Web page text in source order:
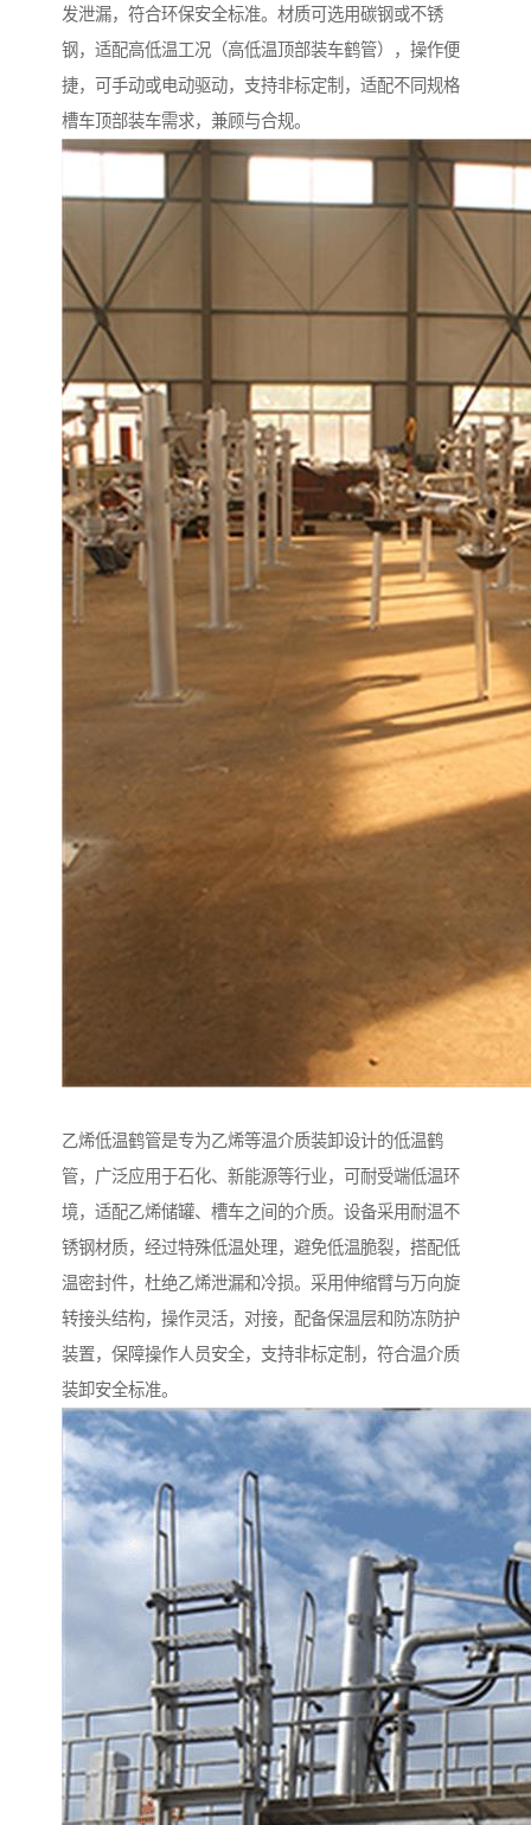
发泄漏，符合环保安全标准。材质可选用碳钢或不锈
钢，适配高低温工况（高低温顶部装车鹤管），操作便
捷，可手动或电动驱动，支持非标定制，适配不同规格
槽车顶部装车需求，兼顾与合规。
乙烯低温鹤管是专为乙烯等温介质装卸设计的低温鹤
管，广泛应用于石化、新能源等行业，可耐受端低温环
境，适配乙烯储罐、槽车之间的介质。设备采用耐温不
锈钢材质，经过特殊低温处理，避免低温脆裂，搭配低
温密封件，杜绝乙烯泄漏和冷损。采用伸缩臂与万向旋
转接头结构，操作灵活，对接，配备保温层和防冻防护
装置，保障操作人员安全，支持非标定制，符合温介质
装卸安全标准。